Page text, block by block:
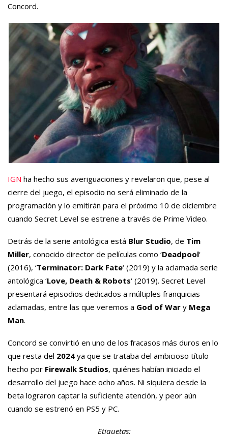
Concord.
IGN ha hecho sus averiguaciones y revelaron que, pese al
cierre del juego, el episodio no será eliminado de la
programación y lo emitirán para el próximo 10 de diciembre
cuando Secret Level se estrene a través de Prime Video.
Detrás de la serie antológica está Blur Studio, de Tim
Miller, conocido director de películas como ‘Deadpool‘
(2016), ‘Terminator: Dark Fate‘ (2019) y la aclamada serie
antológica ‘Love, Death & Robots‘ (2019). Secret Level
presentará episodios dedicados a múltiples franquicias
aclamadas, entre las que veremos a God of War y Mega
Man.
Concord se convirtió en uno de los fracasos más duros en lo
que resta del 2024 ya que se trataba del ambicioso título
hecho por Firewalk Studios, quiénes habían iniciado el
desarrollo del juego hace ocho años. Ni siquiera desde la
beta lograron captar la suficiente atención, y peor aún
cuando se estrenó en PS5 y PC.
Etiquetas: